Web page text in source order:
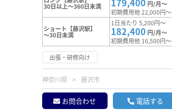
30日以上～360日未満
円/月～
初期費用他 22,000円～
ショート【藤沢駅】
～30日未満
1日当たり 5,200円～
182,400 円/月～
初期費用他 16,500円～
出張・研修向け
神奈川県 藤沢市
お問合わせ 電話する